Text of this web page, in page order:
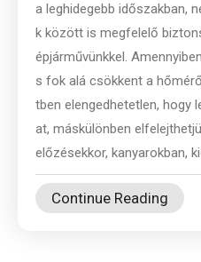
a leghidegebb időszakban,
k között is megfelelő
épjárművünkkel.
s fok alá csökkent a
tben elengedhetetlen, hogy
at, máskülönben
előzésekkor, kanyarokban,
Continue Reading